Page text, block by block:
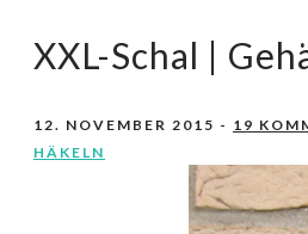
XXL-Schal |
12. NOVEMBER 2015 - 19
HÄKELN